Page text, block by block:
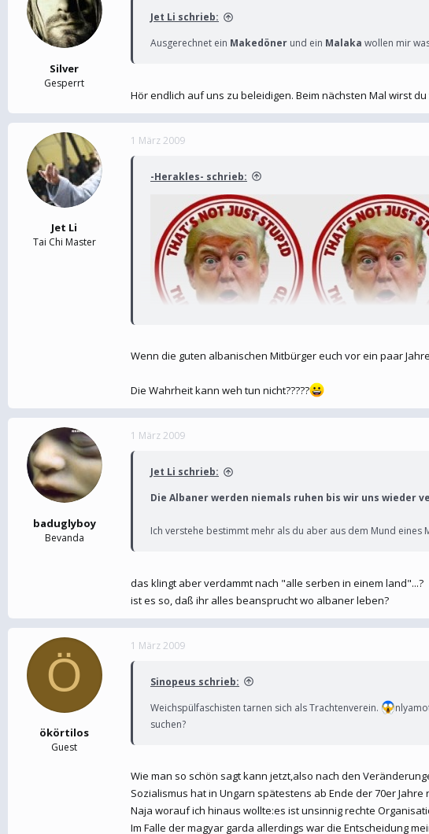
Silver
Gesperrt
Jet Li schrieb:
Ausgerechnet ein Makedöner und ein Malaka wollen mir
Hör endlich auf uns zu beleidigen. Beim nächsten Mal wirst
Jet Li
Tai Chi Master
1 März 2009
-Herakles- schrieb:
nichts dafür, wenn dir iese Geschichten als kleiner Junge in
Wenn die guten albanischen Mitbürger euch vor ein paar
Die Wahrheit kann weh tun nicht?????
baduglyboy
Bevanda
1 März 2009
Jet Li schrieb:
Die Albaner werden niemals ruhen bis wir uns wieder
Ich verstehe bestimmt mehr als du aber aus dem Mund
das klingt aber verdammt nach "alle serben in einem land"...?
ist es so, daß ihr alles beansprucht wo albaner leben?
Ö
ökörtilos
Guest
1 März 2009
Sinopeus schrieb:
Weichspülfaschisten tarnen sich als Trachtenverein.
suchen?
Wie man so schön sagt kann jetzt,also nach den
Sozialismus hat in Ungarn spätestens ab Ende der 70er
Naja worauf ich hinaus wollte:es ist unsinnig rechte
Im Falle der magyar garda allerdings war die Entscheidung